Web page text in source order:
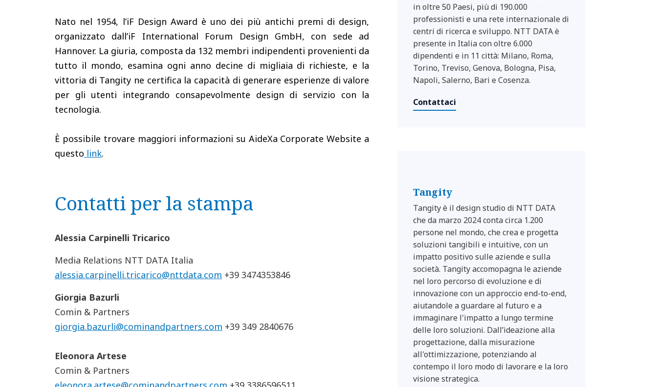
Nato nel 1954, l’iF Design Award è uno dei più antichi premi di design,
organizzato dall’iF International Forum Design GmbH, con sede ad
Hannover. La giuria, composta da 132 membri indipendenti provenienti da
tutto il mondo, esamina ogni anno decine di migliaia di richieste, e la
vittoria di Tangity ne certifica la capacità di generare esperienze di valore
per gli utenti integrando consapevolmente design di servizio con la
tecnologia.
È possibile trovare maggiori informazioni su AideXa Corporate Website a
questo link.
Contatti per la stampa
Alessia Carpinelli Tricarico
Media Relations NTT DATA Italia
alessia.carpinelli.tricarico@nttdata.com +39 3474353846
Giorgia Bazurli
Comin & Partners
giorgia.bazurli@cominandpartners.com +39 349 2840676
Eleonora Artese
Comin & Partners
in oltre 50 Paesi, più di 190.000
professionisti e una rete internazionale di
centri di ricerca e sviluppo. NTT DATA è
presente in Italia con oltre 6.000
dipendenti e in 11 città: Milano, Roma,
Torino, Treviso, Genova, Bologna, Pisa,
Napoli, Salerno, Bari e Cosenza.
Contattaci
Tangity
Tangity è il design studio di NTT DATA
che da marzo 2024 conta circa 1.200
persone nel mondo, che crea e progetta
soluzioni tangibili e intuitive, con un
impatto positivo sulle aziende e sulla
società. Tangity accomopagna le aziende
nel loro percorso di evoluzione e di
innovazione con un approccio end-to-end,
aiutandole a guardare al futuro e a
immaginare l'impatto a lungo termine
delle loro soluzioni. Dall’ideazione alla
progettazione, dalla misurazione
all'ottimizzazione, potenziando al
contempo il loro modo di lavorare e la loro
visione strategica.